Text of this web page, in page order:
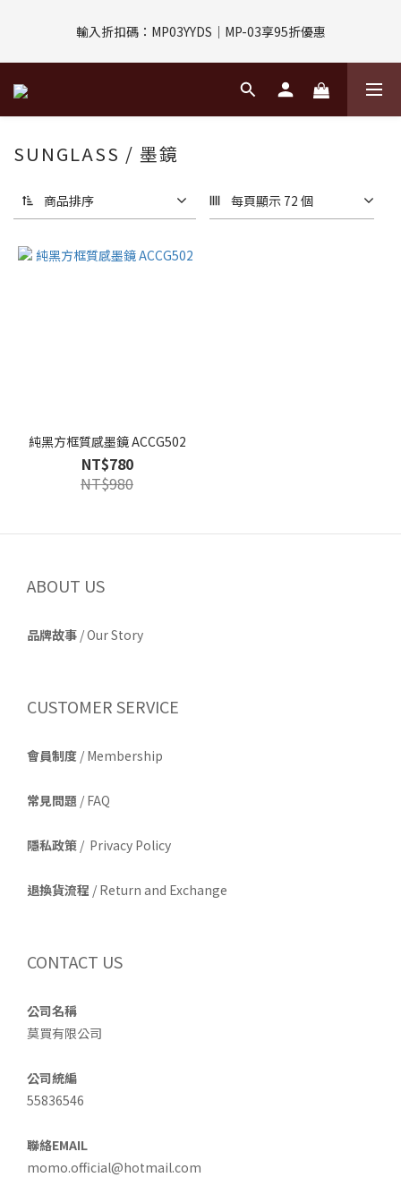
金
輸入折扣碼：MP03YYDS｜MP-03享95折優惠
指定付款方式｜即享2%回饋(信用卡、APPLE PAY、LINE PAY)
評價回饋｜訂單完成後7天內填寫5字以上評價，即可獲得$30購物
SUNGLASS / 墨鏡
商品排序 每頁顯示 72 個
純黑方框質感墨鏡 ACCG502
NT$780
NT$980
ABOUT US
品牌故事 /Our Story
CUSTOMER SERVICE
會員制度 / Membership
常見問題 / FAQ
隱私政策 / Privacy Policy
退換貨流程 / Return and Exchange
CONTACT US
公司名稱
莫買有限公司
公司統編
55836546
聯絡EMAIL
momo.official@hotmail.com